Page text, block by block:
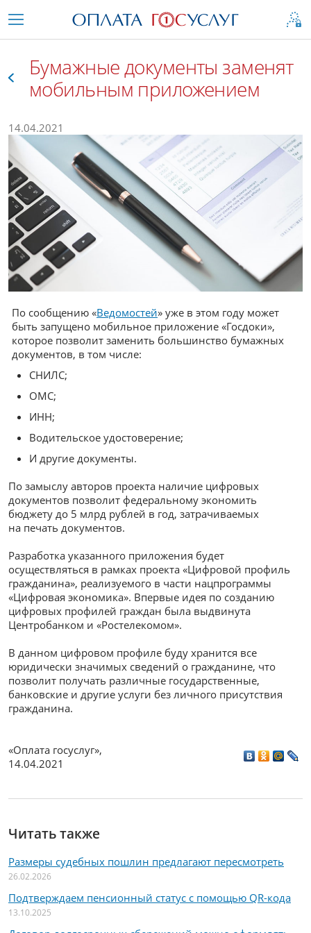
Бумажные документы заменят
мобильным приложением
14.04.2021
По сообщению «Ведомостей» уже в этом году может
быть запущено мобильное приложение «Госдоки»,
которое позволит заменить большинство бумажных
документов, в том числе:
СНИЛС;
ОМС;
ИНН;
Водительское удостоверение;
И другие документы.
По замыслу авторов проекта наличие цифровых
документов позволит федеральному экономить
бюджету до 5 млрд рублей в год, затрачиваемых
на печать документов.
Разработка указанного приложения будет
осуществляться в рамках проекта «Цифровой профиль
гражданина», реализуемого в части нацпрограммы
«Цифровая экономика». Впервые идея по созданию
цифровых профилей граждан была выдвинута
Центробанком и «Ростелекомом».
В данном цифровом профиле буду хранится все
юридически значимых сведений о гражданине, что
позволит получать различные государственные,
банковские и другие услуги без личного присутствия
гражданина.
«Оплата госуслуг»,
14.04.2021
Читать также
Размеры судебных пошлин предлагают пересмотреть
26.02.2026
Подтверждаем пенсионный статус с помощью QR-кода
13.10.2025